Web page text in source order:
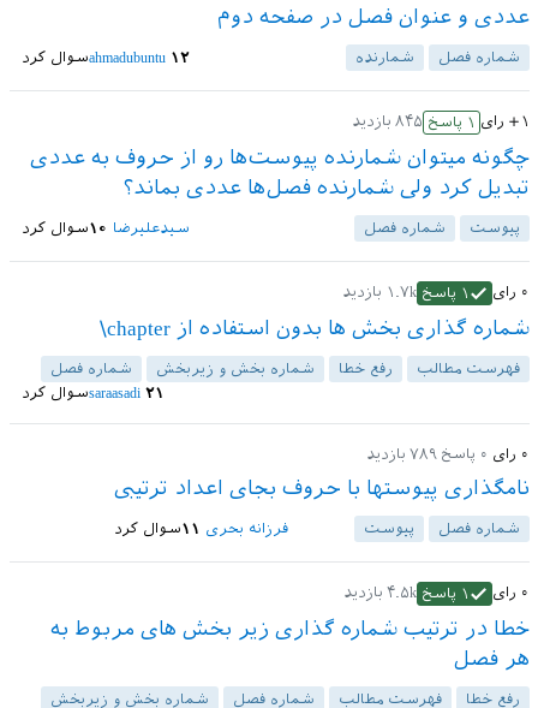
عددی و عنوان فصل در صفحه دوم
شماره فصل شمارنده سوال کردahmadubuntu ۱۲
+۱ رای ۱ پاسخ ۸۴۵ بازدید
چگونه میتوان شمارنده پیوست‌ها رو از حروف به عددی
تبدیل کرد ولی شمارنده فصل‌ها عددی بماند؟
پیوست‌ شماره فصل سوال کرد سیدعلیرضا ۱۰
۰ رای ۱ پاسخ ۱.۷k بازدید
شماره گذاری بخش ها بدون استفاده از chapter\
فهرست مطالب رفع خطا شماره بخش و زیربخش
شماره فصل
سوال کردsaraasadi ۲۱
۰ رای ۰ پاسخ ۷۸۹ بازدید
نامگذاری پیوستها با حروف بجای اعداد ترتیبی
شماره فصل پیوست‌ سوال کرد فرزانه بحری ۱۱
۰ رای ۱ پاسخ ۴.۵k بازدید
خطا در ترتیب شماره گذاری زیر بخش های مربوط به
هر فصل
رفع خطا فهرست مطالب شماره فصل
شماره بخش و زیربخش